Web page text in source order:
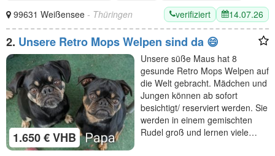
99631 Weißensee - Thüringen verifiziert 14.07.26
2. Unsere Retro Mops Welpen sind da 😄
1.650 € VHB
Unsere süße Maus hat 8
gesunde Retro Mops Welpen auf
die Welt gebracht. Mädchen und
Jungen können ab sofort
besichtigt/ reserviert werden. Sie
werden in einem gemischten
Rudel groß und lernen viele…